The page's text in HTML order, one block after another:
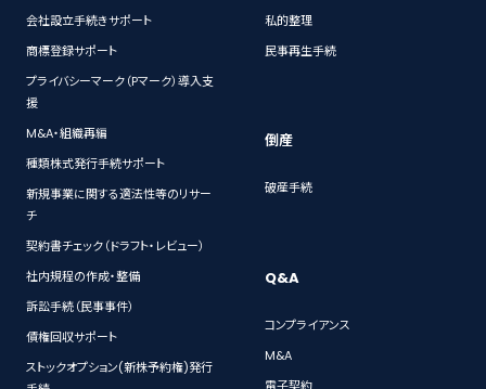
会社設立手続きサポート
商標登録サポート
プライバシーマーク（Pマーク）導入支
援
M&A・組織再編
種類株式発行手続サポート
新規事業に関する適法性等のリサー
チ
契約書チェック（ドラフト・レビュー）
社内規程の作成・整備
訴訟手続（民事事件）
債権回収サポート
ストックオプション(新株予約権)発行
私的整理
民事再生手続
倒産
破産手続
Q&A
コンプライアンス
M&A
電子契約